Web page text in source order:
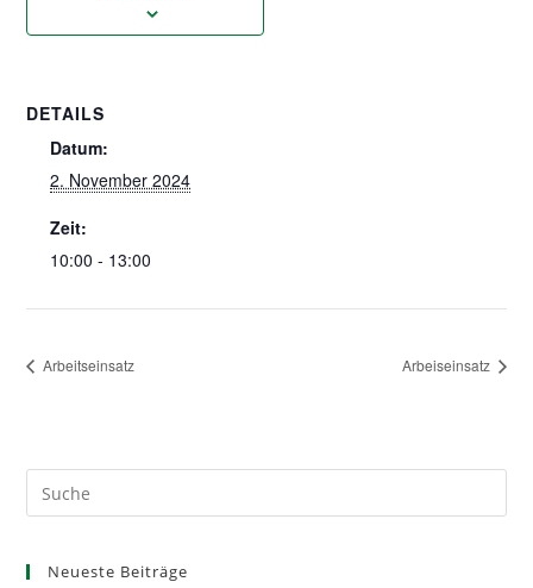
DETAILS
Datum:
2. November 2024
Zeit:
10:00 - 13:00
Arbeitseinsatz Arbeiseinsatz
Neueste Beiträge